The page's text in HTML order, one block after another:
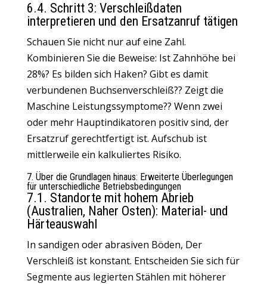
6.4. Schritt 3: Verschleißdaten
interpretieren und den Ersatzanruf tätigen
Schauen Sie nicht nur auf eine Zahl.
Kombinieren Sie die Beweise: Ist Zahnhöhe bei
28%? Es bilden sich Haken? Gibt es damit
verbundenen Buchsenverschleiß?? Zeigt die
Maschine Leistungssymptome?? Wenn zwei
oder mehr Hauptindikatoren positiv sind, der
Ersatzruf gerechtfertigt ist. Aufschub ist
mittlerweile ein kalkuliertes Risiko.
7. Über die Grundlagen hinaus: Erweiterte Überlegungen
für unterschiedliche Betriebsbedingungen
7.1. Standorte mit hohem Abrieb
(Australien, Naher Osten): Material- und
Härteauswahl
In sandigen oder abrasiven Böden, Der
Verschleiß ist konstant. Entscheiden Sie sich für
Segmente aus legierten Stählen mit höherer